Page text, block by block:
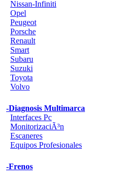
Nissan-Infiniti
Opel
Peugeot
Porsche
Renault
Smart
Subaru
Suzuki
Toyota
Volvo
-Diagnosis Multimarca
Interfaces Pc
MonitorizaciÃ³n
Escaneres
Equipos Profesionales
-Frenos